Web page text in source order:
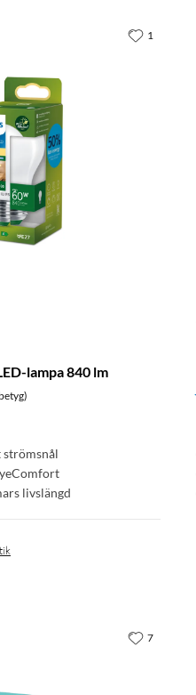
lampa 840 lm
livslängd
1
7